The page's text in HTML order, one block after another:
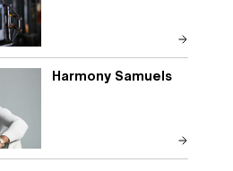
Harmony Samuels